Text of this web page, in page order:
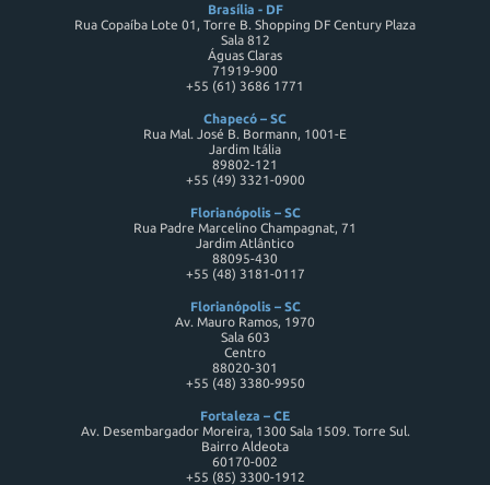
Brasília - DF
Rua Copaíba Lote 01, Torre B. Shopping DF Century Plaza
Sala 812
Águas Claras
71919-900
+55 (61) 3686 1771
Chapecó – SC
Rua Mal. José B. Bormann, 1001-E
Jardim Itália
89802-121
+55 (49) 3321-0900
Florianópolis – SC
Rua Padre Marcelino Champagnat, 71
Jardim Atlântico
88095-430
+55 (48) 3181-0117
Florianópolis – SC
Av. Mauro Ramos, 1970
Sala 603
Centro
88020-301
+55 (48) 3380-9950
Fortaleza – CE
Av. Desembargador Moreira, 1300 Sala 1509. Torre Sul.
Bairro Aldeota
60170-002
+55 (85) 3300-1912